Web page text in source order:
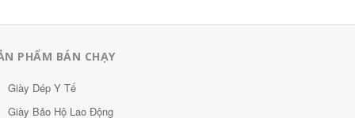
PHẨM BÁN CHẠY
Giày Dép Y Tế
Giày Bảo Hộ Lao Động